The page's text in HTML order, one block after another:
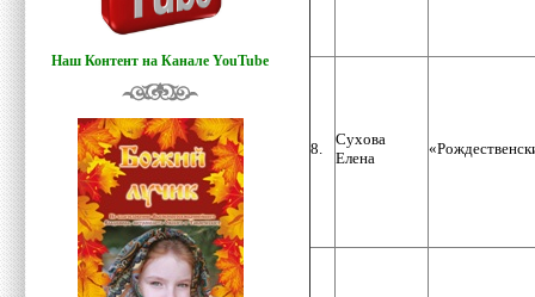
Наш Контент на Канале YouTube
8.
Сухова
Елена